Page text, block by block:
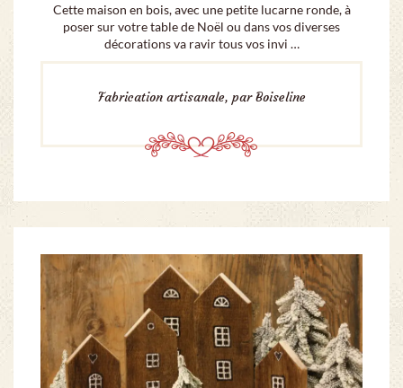
Cette maison en bois, avec une petite lucarne ronde, à
poser sur votre table de Noël ou dans vos diverses
décorations va ravir tous vos invi …
Fabrication artisanale, par Boiseline